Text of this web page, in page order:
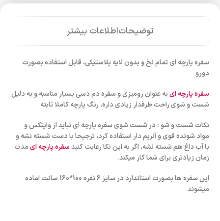
توضیحاتاطلاعات بیشتر
سفره پارچه ای تمام نخ و بدون لایه پلاستیکی، قابل استفاده بصورت
دورو
سفره پارچه ایبه عنوان رومیزی و سفره دم دسی بسیار مناسبه و به دلیل
شست و شوی راحت طرفدار زیادی داره، رنگ پارچه کاملا ثابته
نکات شست و شو : در شست شوی سفره پارچه ای نباید از وایتکس و
مواد شونده قوی و آنریم دار استفاده کرد، ترجیحا با دست شسته نشه و
با آب داغ هم شسته نشه، اگر به این نکا رعایت کنیدسفره پارچه ایمدت
زمان زیادتری برای شما کار میکند.
این سفره ها بصورت استاندارد در سایز 6 نفره 100*160 سانت آماده
میشوند